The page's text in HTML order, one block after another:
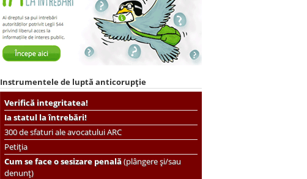
Instrumentele de luptă anticorupție
Verifică integritatea!
Ia statul la întrebări!
300 de sfaturi ale avocatului ARC
Petiția
Cum se face o sesizare penală(plângere și/sau
denunț)